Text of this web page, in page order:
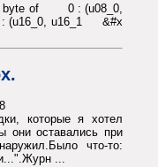
byte of 0 : (u08_0,
u16_1 &#x
которые я хотел
они оставались при
что-то:
...